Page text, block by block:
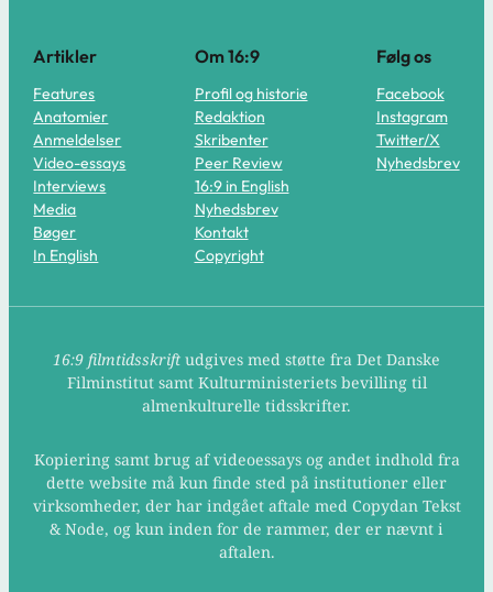
Artikler
Features
Anatomier
Anmeldelser
Video-essays
Interviews
Media
Bøger
In English
Om 16:9
Profil og historie
Redaktion
Skribenter
Peer Review
16:9 in English
Nyhedsbrev
Kontakt
Copyright
Følg os
Facebook
Instagram
Twitter/X
Nyhedsbrev
16:9 filmtidsskrift udgives med støtte fra Det Danske
Filminstitut samt Kulturministeriets bevilling til
almenkulturelle tidsskrifter.
Kopiering samt brug af videoessays og andet indhold fra
dette website må kun finde sted på institutioner eller
virksomheder, der har indgået aftale med Copydan Tekst
& Node, og kun inden for de rammer, der er nævnt i
aftalen.